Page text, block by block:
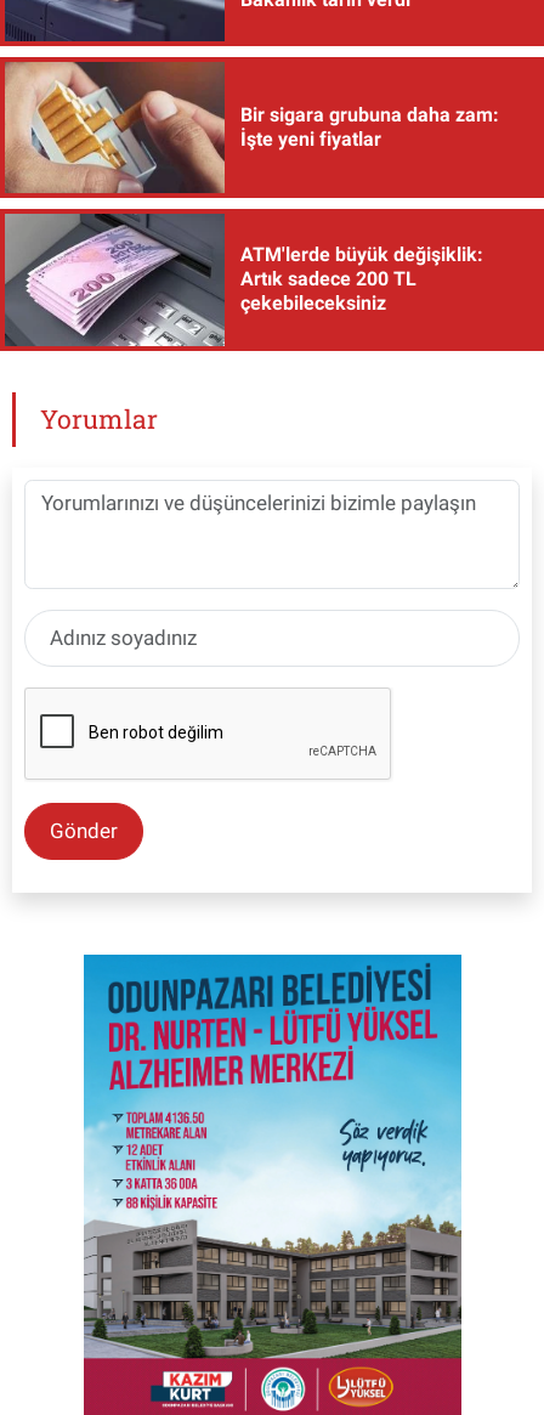
Bir sigara grubuna daha zam:
İşte yeni fiyatlar
ATM'lerde büyük değişiklik:
Artık sadece 200 TL
çekebileceksiniz
Yorumlar
Gönder